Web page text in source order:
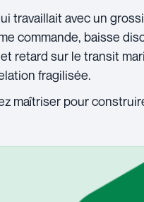
travaillait avec un
commande, baisse
retard sur le transit
fragilisée.
maîtriser pour